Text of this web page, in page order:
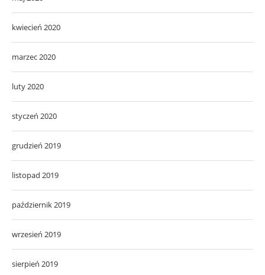
kwiecień 2020
marzec 2020
luty 2020
styczeń 2020
grudzień 2019
listopad 2019
październik 2019
wrzesień 2019
sierpień 2019